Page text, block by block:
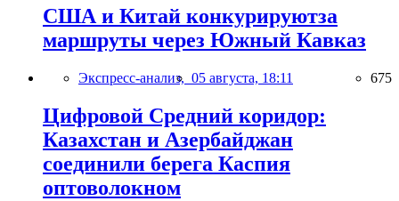
США и Китай конкурируютза
маршруты через Южный Кавказ
Экспресс-анализ, 05 августа, 18:11 675
Цифровой Средний коридор:
Казахстан и Азербайджан
соединили берега Каспия
оптоволокном